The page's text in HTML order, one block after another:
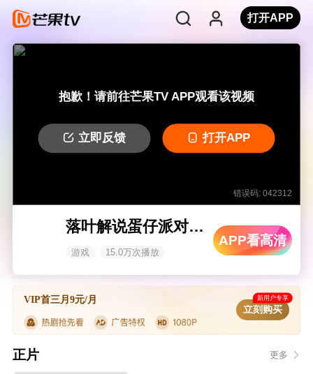
打开APP
抱歉！请前往芒果TV APP观看该视频
立即反馈 打开APP
错误码: 042312
落叶解说蛋仔派对 蛋仔解密中
游戏 15.0万次播放
APP看高清
VIP首三月9元/月 新用户专享
立刻购买
正片 更多